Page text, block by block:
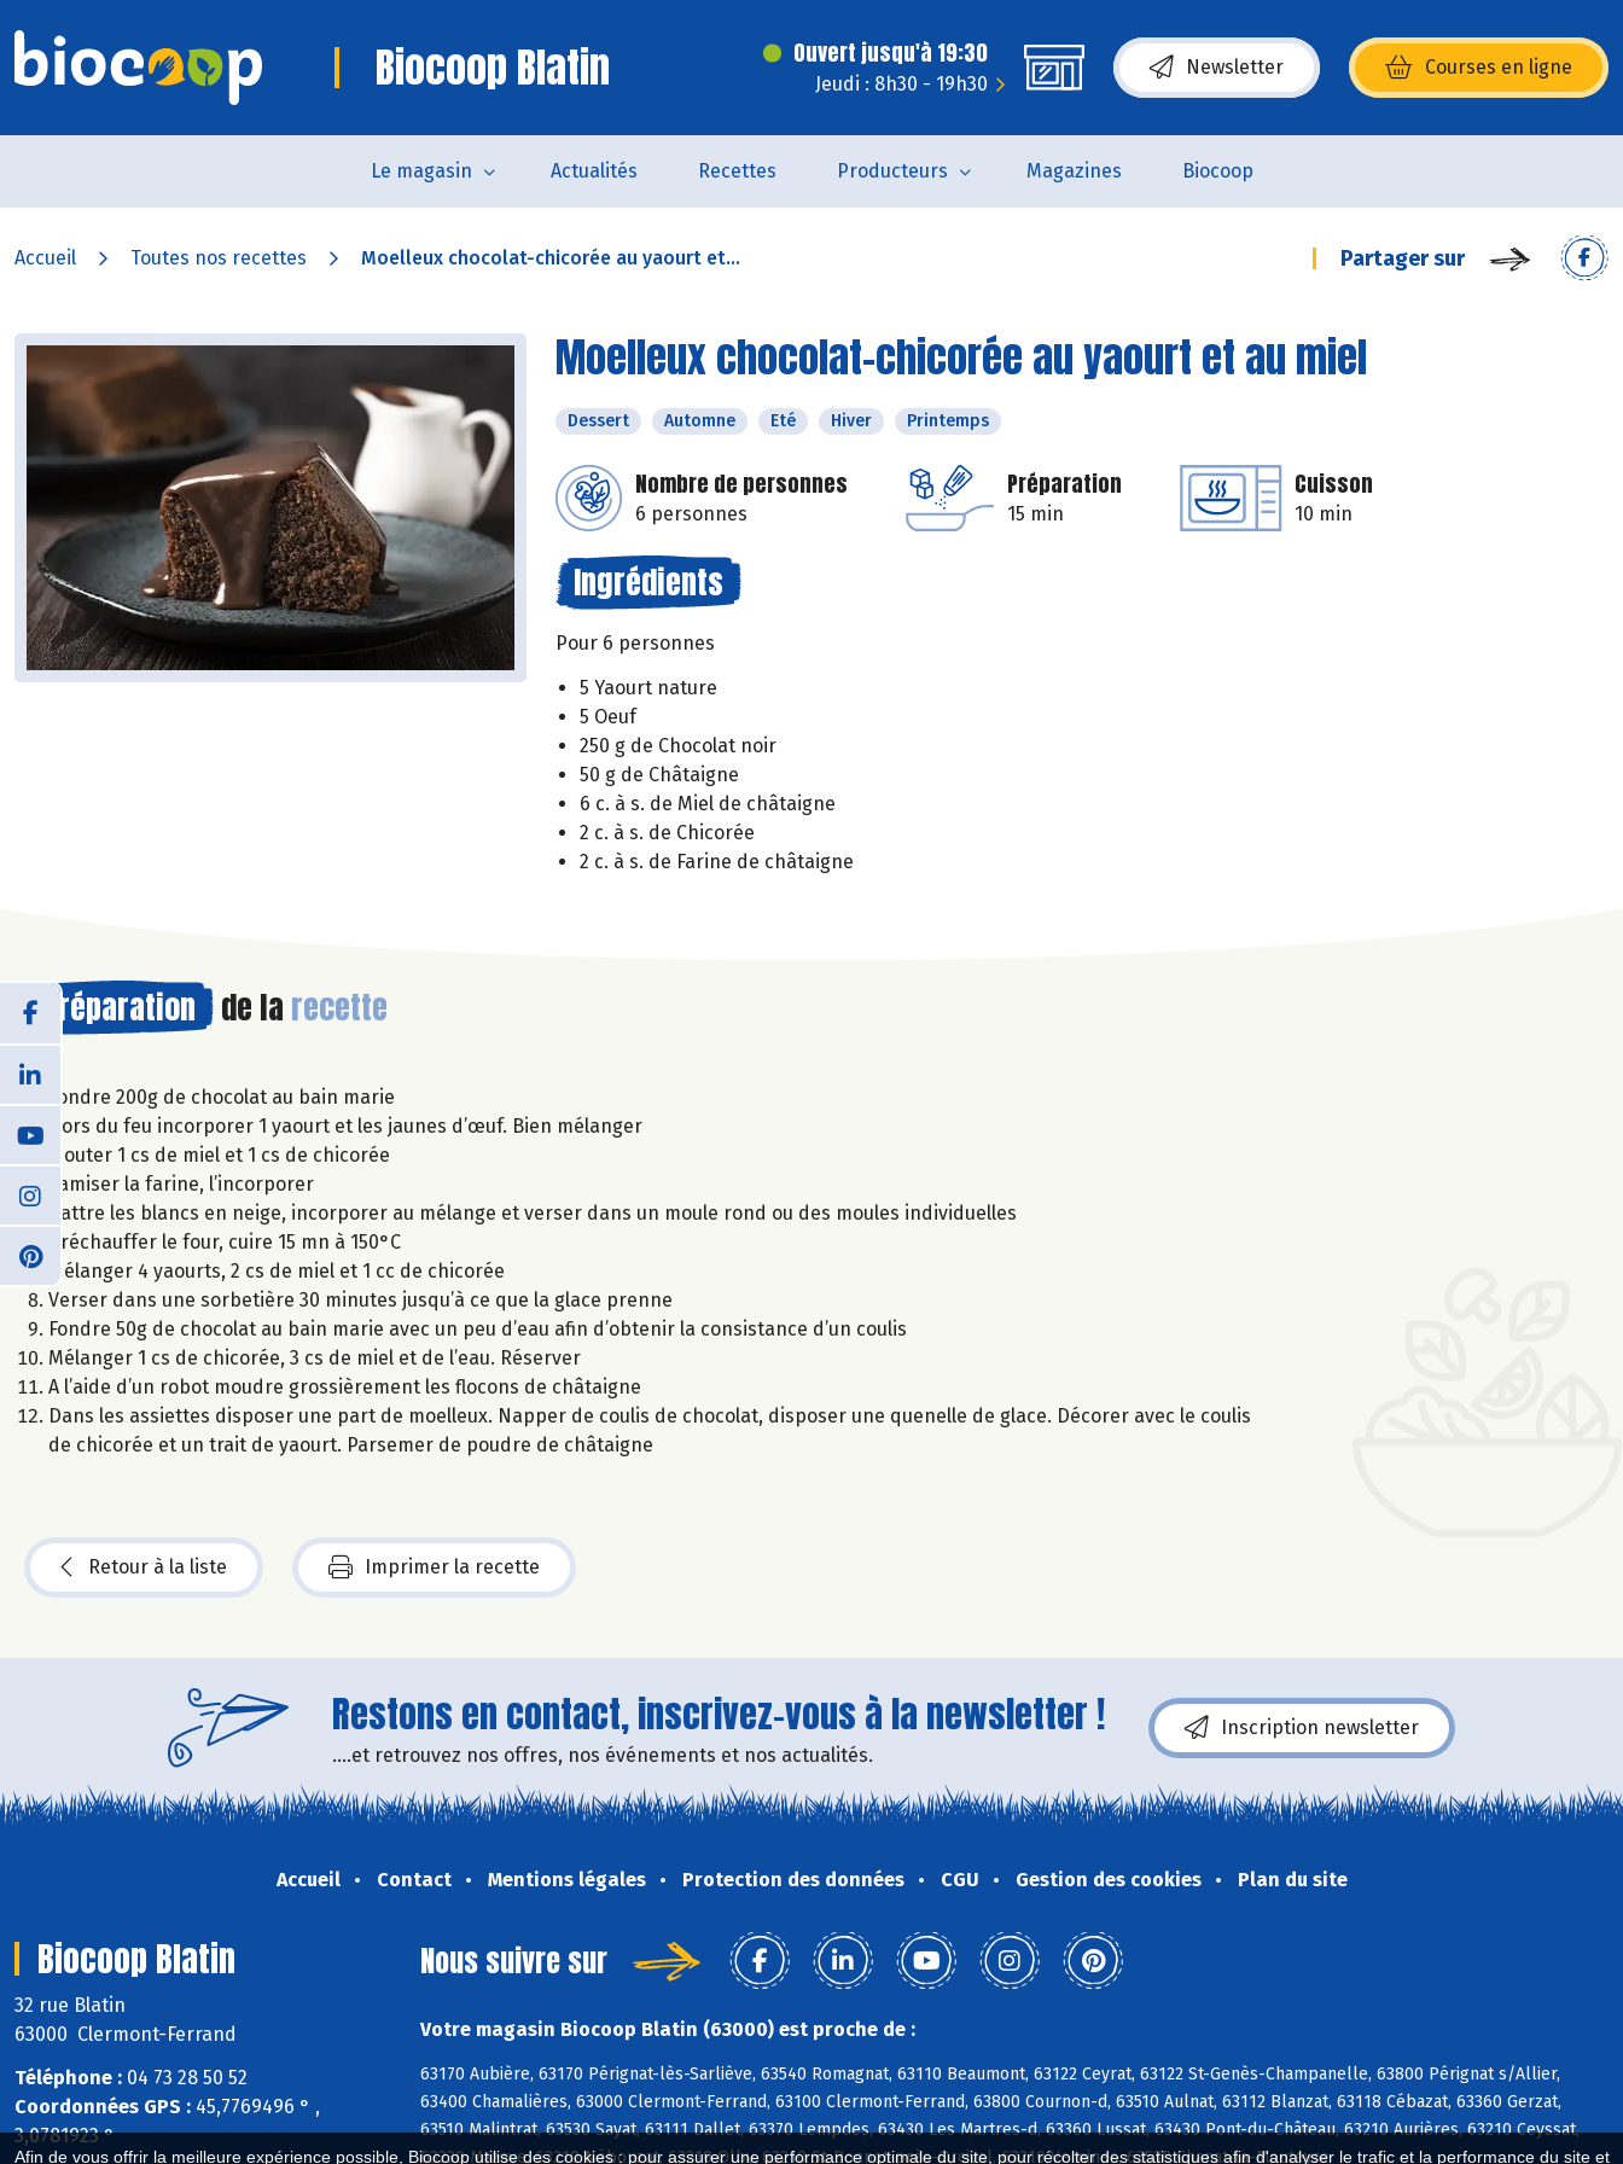
Afin de vous offrir la meilleure expérience possible, Biocoop utilise des cookies : pour assurer une performance optimale du site, pour récolter des statistiques afin d'analyser le trafic et la performance du site et
Biocoop Blatin Ouvert jusqu'à 19:30
Jeudi : 8h30 - 19h30
Newsletter Courses en ligne
(s’ouvre dans une nouvelle fenêtre)
Le magasin Actualités Recettes Producteurs Magazines Biocoop
Accueil Toutes nos recettes Moelleux chocolat-chicorée au yaourt et... Partager sur
Moelleux chocolat-chicorée au yaourt et au miel
Dessert Automne Eté Hiver Printemps
Nombre de personnes
6 personnes
Préparation
15 min
Cuisson
10 min
Ingrédients
Pour 6 personnes
5 Yaourt nature
5 Oeuf
250 g de Chocolat noir
50 g de Châtaigne
6 c. à s. de Miel de châtaigne
2 c. à s. de Chicorée
2 c. à s. de Farine de châtaigne
Préparation de la recette
Fondre 200g de chocolat au bain marie
Hors du feu incorporer 1 yaourt et les jaunes d’œuf. Bien mélanger
Ajouter 1 cs de miel et 1 cs de chicorée
Tamiser la farine, l’incorporer
Battre les blancs en neige, incorporer au mélange et verser dans un moule rond ou des moules individuelles
Préchauffer le four, cuire 15 mn à 150°C
Mélanger 4 yaourts, 2 cs de miel et 1 cc de chicorée
Verser dans une sorbetière 30 minutes jusqu’à ce que la glace prenne
Fondre 50g de chocolat au bain marie avec un peu d’eau afin d’obtenir la consistance d’un coulis
Mélanger 1 cs de chicorée, 3 cs de miel et de l’eau. Réserver
A l’aide d’un robot moudre grossièrement les flocons de châtaigne
Dans les assiettes disposer une part de moelleux. Napper de coulis de chocolat, disposer une quenelle de glace. Décorer avec le coulis
de chicorée et un trait de yaourt. Parsemer de poudre de châtaigne
Retour à la liste Imprimer la recette
Restons en contact, inscrivez-vous à la newsletter !
....et retrouvez nos offres, nos événements et nos actualités.
Inscription newsletter
Accueil Contact Mentions légales Protection des données CGU Gestion des cookies Plan du site
Biocoop Blatin
32 rue Blatin
63000 Clermont-Ferrand
Téléphone : 04 73 28 50 52
Coordonnées GPS : 45,7769496 ° ,
3,0781923 °
Nous suivre sur
Votre magasin Biocoop Blatin (63000) est proche de :
63170 Aubière, 63170 Pérignat-lès-Sarliève, 63540 Romagnat, 63110 Beaumont, 63122 Ceyrat, 63122 St-Genès-Champanelle, 63800 Pérignat s/Allier,
63400 Chamalières, 63000 Clermont-Ferrand, 63100 Clermont-Ferrand, 63800 Cournon-d, 63510 Aulnat, 63112 Blanzat, 63118 Cébazat, 63360 Gerzat,
63510 Malintrat, 63530 Sayat, 63111 Dallet, 63370 Lempdes, 63430 Les Martres-d, 63360 Lussat, 63430 Pont-du-Château, 63210 Aurières, 63210 Ceyssat,
63230 Mazaye, 63210 Nébouzat, 63210 Olby, 63210 St-Bonnet-près-Orcival, 63210 Vernines, 63530 Chanat-la-Mouteyre